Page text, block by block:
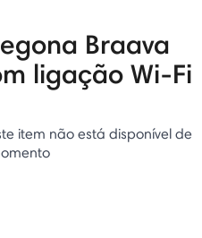
Braava
ligação Wi-Fi
item não está disponível de